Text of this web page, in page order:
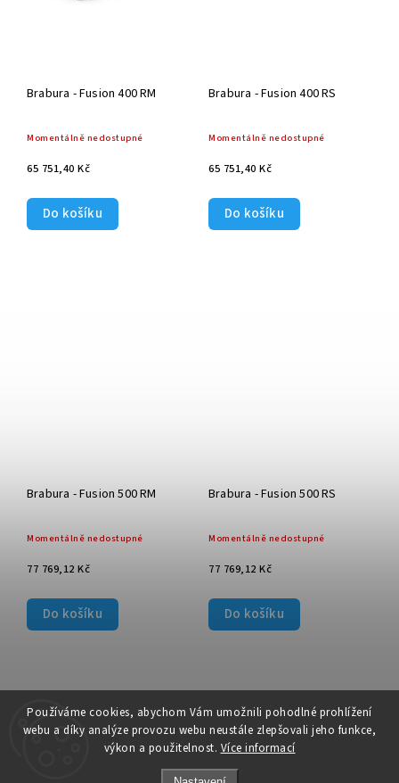
Používáme cookies, abychom Vám umožnili pohodlné prohlížení
webu a díky analýze provozu webu neustále zlepšovali jeho funkce,
výkon a použitelnost. Více informací
Brabura - Fusion 400 RM
Momentálně nedostupné
65 751,40 Kč
Do košíku
Brabura - Fusion 400 RS
Momentálně nedostupné
65 751,40 Kč
Do košíku
Brabura - Fusion 500 RM
Momentálně nedostupné
77 769,12 Kč
Do košíku
Brabura - Fusion 500 RS
Momentálně nedostupné
77 769,12 Kč
Do košíku